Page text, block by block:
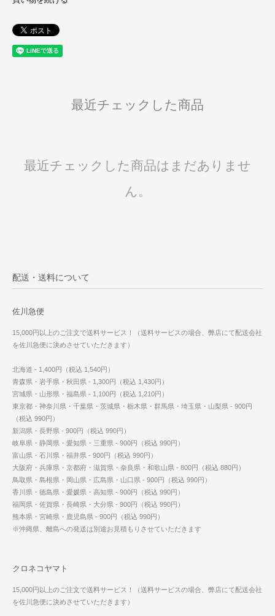
最近チェックした商品
最近チェックした商品はまだありませ
ん。
配送・送料について
佐川急便
15,000円以上のご注文で送料サービス！（送料サービスの場合、弊店にて配送会社
を佐川急便に決めさせていただきます）
北海道 - 1,400円（税込 1,540円）
青森県・岩手県・秋田県 - 1,300円（税込 1,430円）
宮城県・山形県・福島県 - 1,100円（税込 1,210円）
東京都・神奈川県・千葉県・茨城県・栃木県・群馬県・埼玉県・山梨県 - 900円
（税込 990円）
新潟県・長野県 - 900円（税込 990円）
岐阜県・静岡県・愛知県・三重県 - 900円（税込 990円）
富山県・石川県・福井県 - 900円（税込 990円）
大阪府・兵庫県・京都府・滋賀県・奈良県・和歌山県 - 800円（税込 880円）
鳥取県・島根県・岡山県・広島県・山口県 - 900円（税込 990円）
香川県・徳島県・愛媛県・高知県 - 900円（税込 990円）
福岡県・佐賀県・長崎県・大分県 - 900円（税込 990円）
熊本県・宮崎県・鹿児島県 - 900円（税込 990円）
※沖縄県、離島への発送は別途お見積もりさせていただきます
クロネコヤマト
15,000円以上のご注文で送料サービス！（送料サービスの場合、弊店にて配送会社
を佐川急便に決めさせていただきます）